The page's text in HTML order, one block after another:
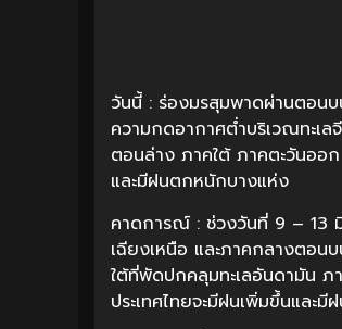
วันนี้ : ร่องมรสุมพาดผ่านตอนบ
ความกดอากาศต่ำบริเวณทะเ
ตอนล่าง ภาคใต้ ภาคตะวันออ
และมีฝนตกหนักบางแห่ง
คาดการณ์ : ช่วงวันที่ 9 – 13
เฉียงเหนือ และภาคกลางตอน
ใต้ที่พัดปกคลุมทะเลอันดามัน ภ
ประเทศไทยจะมีฝนเพิ่มขึ้นแล